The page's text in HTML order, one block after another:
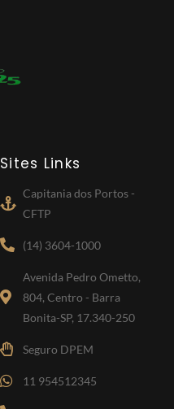
Sites Links
Capitania dos Portos -
CFTP
(14) 3604-1000
Avenida Pedro Ometto,
804, Centro - Barra
Bonita-SP, 17.340-250
Seguro DPEM
11 954512345